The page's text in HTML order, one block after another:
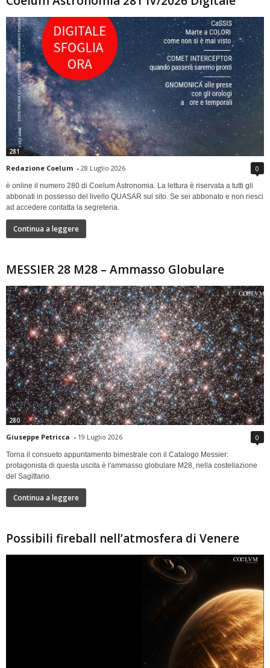
281
Redazione Coelum - 28 Luglio 2026 0
è online il numero 280 di Coelum Astronomia. La lettura è riservata a tutti gli
abbonati in possesso del livello QUASAR sul sito. Se sei abbonato e non riesci
ad accedere contatta la segreteria.
Continua a leggere
MESSIER 28 M28 – Ammasso Globulare
280
Giuseppe Petricca - 19 Luglio 2026 0
Torna il consueto appuntamento bimestrale con il Catalogo Messier:
protagonista di questa uscita è l'ammasso globulare M28, nella costellazione
del Sagittario.
Continua a leggere
Possibili fireball nell’atmosfera di Venere